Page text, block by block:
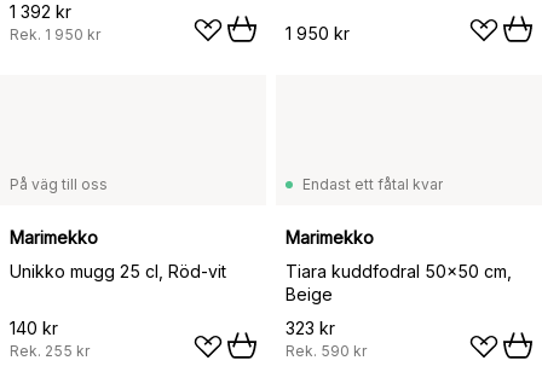
1 392 kr
Rek. 1 950 kr 1 950 kr
På väg till oss
Marimekko
Unikko mugg 25 cl, Röd-vit
140 kr
Rek. 255 kr
Endast ett fåtal kvar
Marimekko
Tiara kuddfodral 50x50 cm,
Beige
323 kr
Rek. 590 kr